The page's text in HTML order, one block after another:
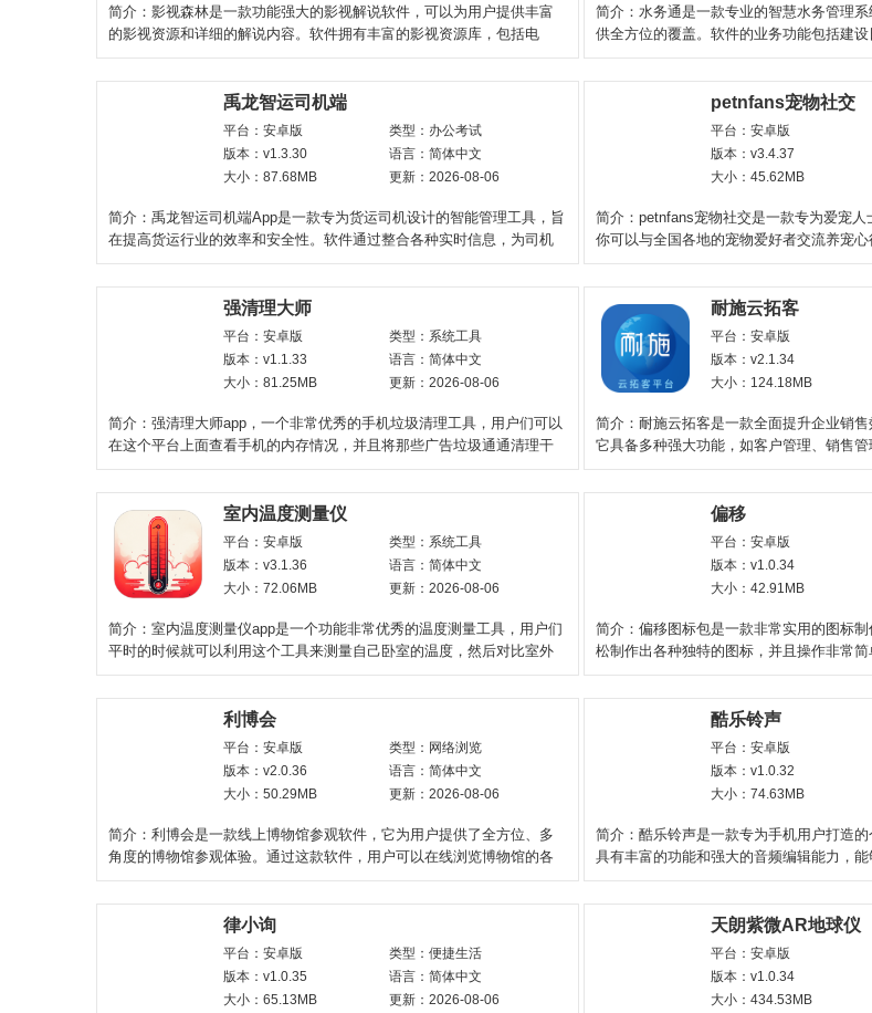
简介：影视森林是一款功能强大的影视解说软件，可以为用户提供丰富
的影视资源和详细的解说内容。软件拥有丰富的影视资源库，包括电
影、电视剧、纪录片
简介：水务通是一款专业的智慧水务管理
供全方位的覆盖。软件的业务功能包括建
管理等，它可以自
禹龙智运司机端
平台：安卓版
类型：办公考试
版本：v1.3.30
语言：简体中文
大小：87.68MB
更新：2026-08-06
简介：禹龙智运司机端App是一款专为货运司机设计的智能管理工具，旨
在提高货运行业的效率和安全性。软件通过整合各种实时信息，为司机
提供便捷的导航
petnfans宠物社交
平台：安卓版
版本：v3.4.37
大小：45.62MB
简介：petnfans宠物社交是一款专为爱宠人
你可以与全国各地的宠物爱好者交流养宠
件内置丰富的功
强清理大师
平台：安卓版
类型：系统工具
版本：v1.1.33
语言：简体中文
大小：81.25MB
更新：2026-08-06
简介：强清理大师app，一个非常优秀的手机垃圾清理工具，用户们可以
在这个平台上面查看手机的内存情况，并且将那些广告垃圾通通清理干
净，卸载的残余也可
耐施云拓客
平台：安卓版
版本：v2.1.34
大小：124.18MB
简介：耐施云拓客是一款全面提升企业销售
它具备多种强大功能，如客户管理、销售
等。这些功能能够
室内温度测量仪
平台：安卓版
类型：系统工具
版本：v3.1.36
语言：简体中文
大小：72.06MB
更新：2026-08-06
简介：室内温度测量仪app是一个功能非常优秀的温度测量工具，用户们
平时的时候就可以利用这个工具来测量自己卧室的温度，然后对比室外
的温度，决定是否
偏移
平台：安卓版
版本：v1.0.34
大小：42.91MB
简介：偏移图标包是一款非常实用的图标
松制作出各种独特的图标，并且操作非常
大量的预设图标，用
利博会
平台：安卓版
类型：网络浏览
版本：v2.0.36
语言：简体中文
大小：50.29MB
更新：2026-08-06
简介：利博会是一款线上博物馆参观软件，它为用户提供了全方位、多
角度的博物馆参观体验。通过这款软件，用户可以在线浏览博物馆的各
种展品，了解它们的
酷乐铃声
平台：安卓版
版本：v1.0.32
大小：74.63MB
简介：酷乐铃声是一款专为手机用户打造
具有丰富的功能和强大的音频编辑能力，
声制作体验。软
律小询
平台：安卓版
类型：便捷生活
版本：v1.0.35
语言：简体中文
大小：65.13MB
更新：2026-08-06
天朗紫微AR地球仪
平台：安卓版
版本：v1.0.34
大小：434.53MB